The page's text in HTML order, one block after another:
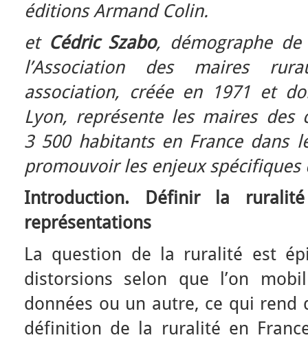
éditions Armand Colin.
et Cédric Szabo, démographe
l’Association des maires
association, créée en 1971 et
Lyon, représente les maires des
3 500 habitants en France dans
promouvoir les enjeux
Introduction. Définir la
représentations
La question de la ruralité est
distorsions selon que l’on
données ou un autre, ce qui
définition de la ruralité en